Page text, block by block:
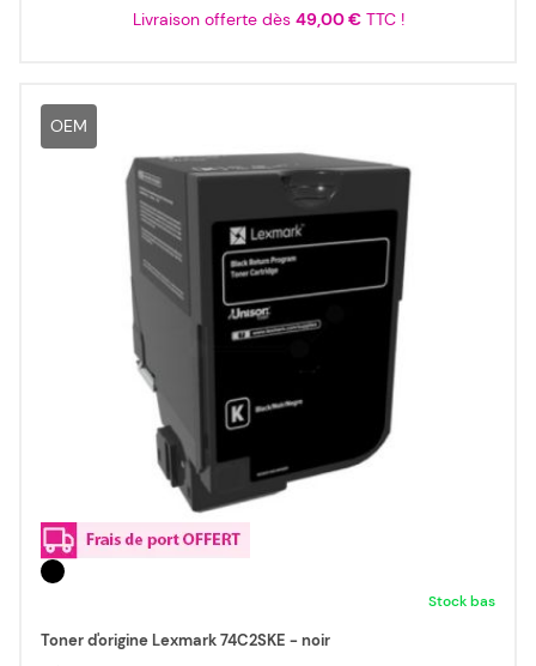
Livraison offerte dès 49,00 €TTC !
OEM
Stock bas
Toner d'origine Lexmark 74C2SKE - noir